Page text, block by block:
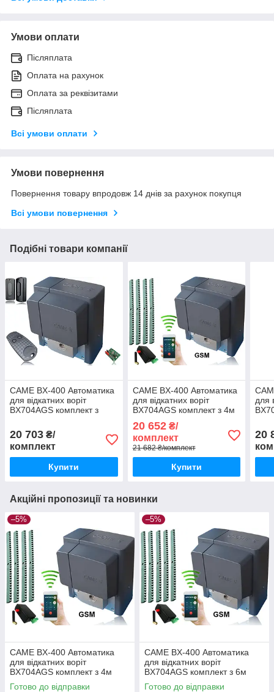
Умови оплати
Післяплата
Оплата на рахунок
Оплата за реквізитами
Післяплата
Всі умови оплати
Умови повернення
Повернення товару впродовж 14 днів за рахунок покупця
Всі умови повернення
Подібні товари компанії
CAME BX-400 Автоматика
для відкатних воріт
BX704AGS комплект з
фотоелементами
20 703 ₴/
комплект
Купити
CAME BX-400 Автоматика
для відкатних воріт
BX704AGS комплект з 4м
20 652₴/
комплект
21 682 ₴/комплект
Купити
для
20
Акційні пропозиції та новинки
–5%
CAME BX-400 Автоматика
для відкатних воріт
BX704AGS комплект з 4м
рейки і gsm-модулем
Готово до відправки
–5%
CAME BX-400 Автоматика
для відкатних воріт
BX704AGS комплект з 6м
рейки і gsm-модулем
Готово до відправки